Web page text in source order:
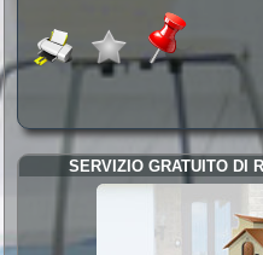
SERVIZIO GRATUITO DI